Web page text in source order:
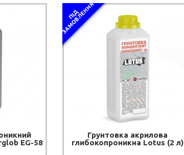
EG-58
П
І
Д
З
А
М
О
В
Л
Е
Н
Н
Я
Грунтовка акрилова
глибокопроникна Lotus (2 л)